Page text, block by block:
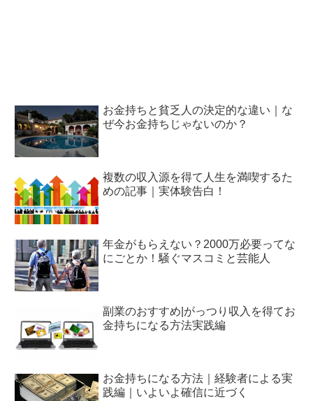
お金持ちと貧乏人の決定的な違い｜な
ぜ今お金持ちじゃないのか？
複数の収入源を得て人生を満喫するた
めの記事｜実体験告白！
年金がもらえない？2000万必要ってな
にごとか！騒ぐマスコミと芸能人
副業のおすすめ|がっつり収入を得てお
金持ちになる方法実践編
お金持ちになる方法｜経験者による実
践編｜いよいよ確信に近づく